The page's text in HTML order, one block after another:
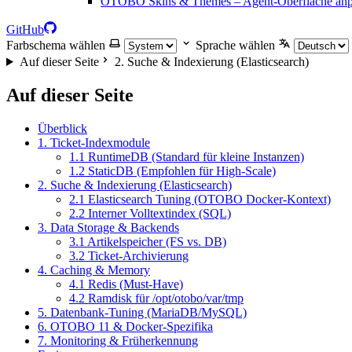
GitHub
Farbschema wählen
Sprache wählen
Auf dieser Seite
2. Suche & Indexierung (Elasticsearch)
Auf dieser Seite
Überblick
1. Ticket-Indexmodule
1.1 RuntimeDB (Standard für kleine Instanzen)
1.2 StaticDB (Empfohlen für High-Scale)
2. Suche & Indexierung (Elasticsearch)
2.1 Elasticsearch Tuning (OTOBO Docker-Kontext)
2.2 Interner Volltextindex (SQL)
3. Data Storage & Backends
3.1 Artikelspeicher (FS vs. DB)
3.2 Ticket-Archivierung
4. Caching & Memory
4.1 Redis (Must-Have)
4.2 Ramdisk für /opt/otobo/var/tmp
5. Datenbank-Tuning (MariaDB/MySQL)
6. OTOBO 11 & Docker-Spezifika
7. Monitoring & Früherkennung